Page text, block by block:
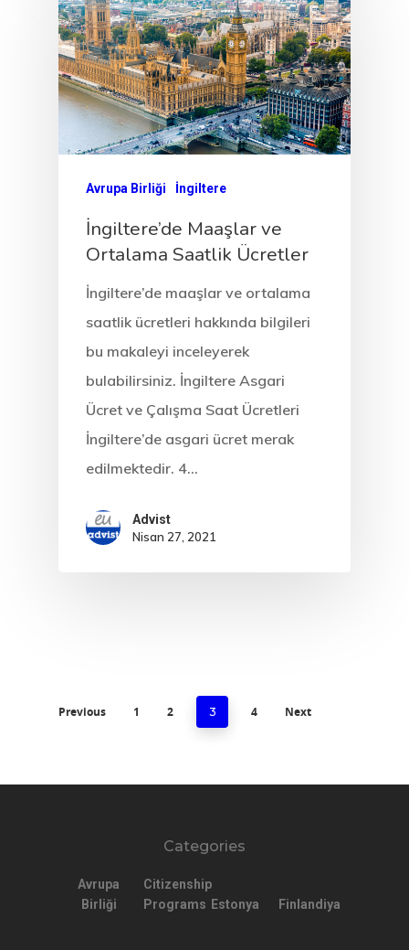
Avrupa Birliği İngiltere
İngiltere’de Maaşlar ve
Ortalama Saatlik Ücretler
İngiltere’de maaşlar ve ortalama
saatlik ücretleri hakkında bilgileri
bu makaleyi inceleyerek
bulabilirsiniz. İngiltere Asgari
Ücret ve Çalışma Saat Ücretleri
İngiltere’de asgari ücret merak
edilmektedir. 4…
Advist
Nisan 27, 2021
Previous 1 2 3 4 Next
Categories
Avrupa
Birliği
Citizenship
Programs Estonya Finlandiya